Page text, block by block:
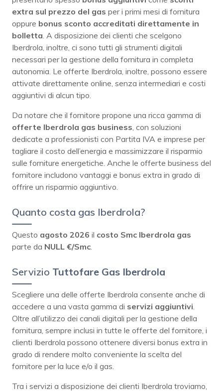
extra sul prezzo del gas per i primi mesi di fornitura
oppure bonus sconto accreditati direttamente in
bolletta. A disposizione dei clienti che scelgono
Iberdrola, inoltre, ci sono tutti gli strumenti digitali
necessari per la gestione della fornitura in completa
autonomia. Le offerte Iberdrola, inoltre, possono essere
attivate direttamente online, senza intermediari e costi
aggiuntivi di alcun tipo.
Da notare che il fornitore propone una ricca gamma di
offerte Iberdrola gas business, con soluzioni
dedicate a professionisti con Partita IVA e imprese per
tagliare il costo dell’energia e massimizzare il risparmio
sulle forniture energetiche. Anche le offerte business del
fornitore includono vantaggi e bonus extra in grado di
offrire un risparmio aggiuntivo.
Quanto costa gas Iberdrola?
Questo agosto 2026 il costo Smc Iberdrola gas
parte da NULL €/Smc.
Servizio Tuttofare Gas Iberdrola
Scegliere una delle offerte Iberdrola consente anche di
accedere a una vasta gamma di servizi aggiuntivi.
Oltre all’utilizzo dei canali digitali per la gestione della
fornitura, sempre inclusi in tutte le offerte del fornitore, i
clienti Iberdrola possono ottenere diversi bonus extra in
grado di rendere molto conveniente la scelta del
fornitore per la luce e/o il gas.
Tra i servizi a disposizione dei clienti Iberdrola troviamo,